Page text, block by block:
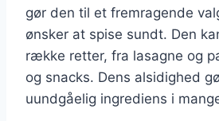
gør den til et fremragende
ønsker at spise sundt. Den
række retter, fra lasagne og
og snacks. Dens alsidighed
uundgåelig ingrediens i